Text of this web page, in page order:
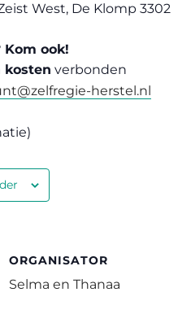
West, De Klomp 3302
ook!
kosten verbonden
herstel.nl
ORGANISATOR
Selma en Thanaa